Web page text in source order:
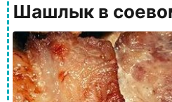
Шашлык в